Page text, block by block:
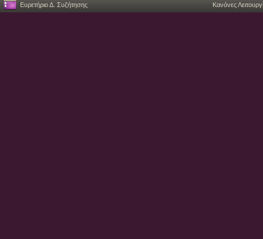
Ευρετήριο Δ. Συζήτησης Κανόνες